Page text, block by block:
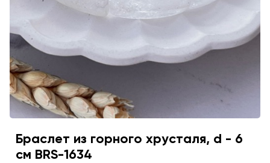
Браслет из горного хрусталя, d - 6
см BRS-1634